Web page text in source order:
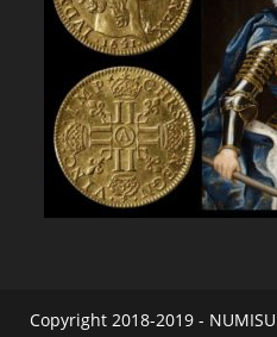
Copyright 2018-2019 -